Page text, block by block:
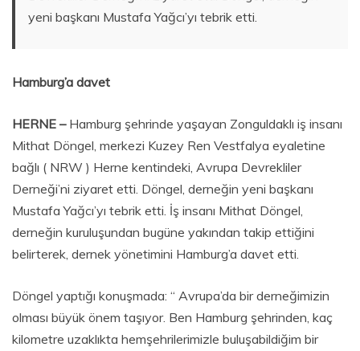
yeni başkanı Mustafa Yağcı’yı tebrik etti.
Hamburg’a davet
HERNE –Hamburg şehrinde yaşayan Zonguldaklı iş insanı
Mithat Döngel, merkezi Kuzey Ren Vestfalya eyaletine
bağlı ( NRW ) Herne kentindeki, Avrupa Devrekliler
Derneği’ni ziyaret etti. Döngel, derneğin yeni başkanı
Mustafa Yağcı’yı tebrik etti. İş insanı Mithat Döngel,
derneğin kuruluşundan bugüne yakından takip ettiğini
belirterek, dernek yönetimini Hamburg’a davet etti.
Döngel yaptığı konuşmada: “ Avrupa’da bir derneğimizin
olması büyük önem taşıyor. Ben Hamburg şehrinden, kaç
kilometre uzaklıkta hemşehrilerimizle buluşabildiğim bir